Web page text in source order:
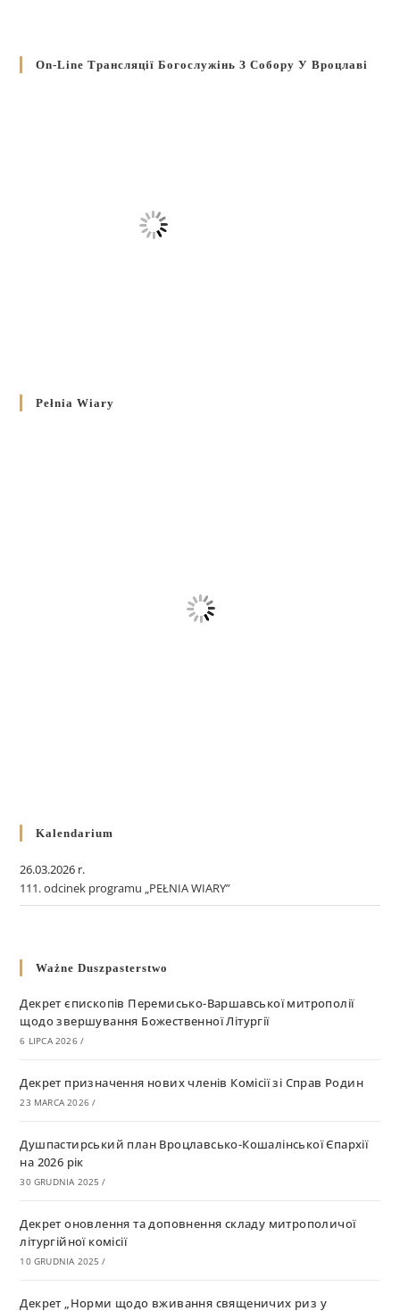
On-Line Трансляції Богослужінь З Собору У Вроцлаві
Pełnia Wiary
Kalendarium
26.03.2026 r.
111. odcinek programu „PEŁNIA WIARY”
Ważne Duszpasterstwo
Декрет єпископів Перемисько-Варшавської митрополії
щодо звершування Божественної Літургії
6 LIPCA 2026 /
Декрет призначення нових членів Комісії зі Справ Родин
23 MARCA 2026 /
Душпастирський план Вроцлавсько-Кошалінської Єпархії
на 2026 рік
30 GRUDNIA 2025 /
Декрет оновлення та доповнення складу митрополичої
літургійної комісії
10 GRUDNIA 2025 /
Декрет „Норми щодо вживання священичих риз у